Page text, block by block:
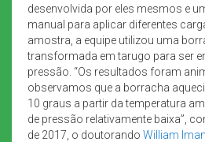
desenvolvida por eles mesmos e
manual para aplicar diferentes
amostra, a equipe utilizou uma
transformada em tarugo para ser
pressão. “Os resultados foram
observamos que a borracha
10 graus a partir da temperatura
de pressão relativamente baixa”,
de 2017, o doutorando William